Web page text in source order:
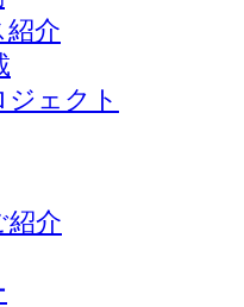
紹介
ェクト
紹介